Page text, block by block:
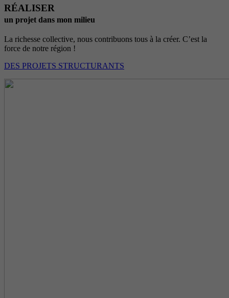
RÉALISER
un projet dans mon milieu
La richesse collective, nous contribuons tous à la créer. C’est la
force de notre région !
DES PROJETS STRUCTURANTS